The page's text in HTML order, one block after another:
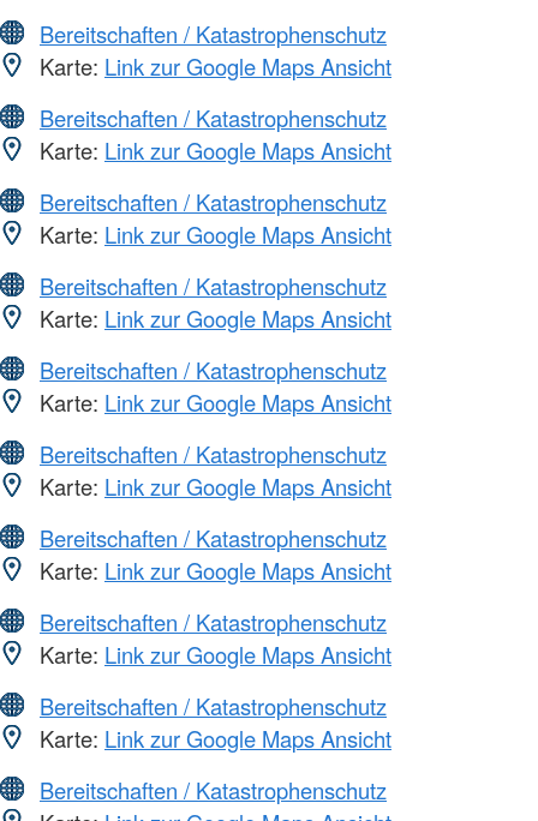
Bereitschaften / Katastrophenschutz
Karte: Link zur Google Maps Ansicht
Bereitschaften / Katastrophenschutz
Karte: Link zur Google Maps Ansicht
Bereitschaften / Katastrophenschutz
Karte: Link zur Google Maps Ansicht
Bereitschaften / Katastrophenschutz
Karte: Link zur Google Maps Ansicht
Bereitschaften / Katastrophenschutz
Karte: Link zur Google Maps Ansicht
Bereitschaften / Katastrophenschutz
Karte: Link zur Google Maps Ansicht
Bereitschaften / Katastrophenschutz
Karte: Link zur Google Maps Ansicht
Bereitschaften / Katastrophenschutz
Karte: Link zur Google Maps Ansicht
Bereitschaften / Katastrophenschutz
Karte: Link zur Google Maps Ansicht
Bereitschaften / Katastrophenschutz